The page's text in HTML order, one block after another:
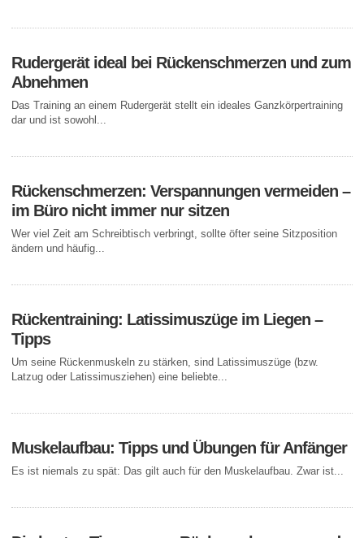
Rudergerät ideal bei Rückenschmerzen und zum
Abnehmen
Das Training an einem Rudergerät stellt ein ideales Ganzkörpertraining
dar und ist sowohl...
Rückenschmerzen: Verspannungen vermeiden –
im Büro nicht immer nur sitzen
Wer viel Zeit am Schreibtisch verbringt, sollte öfter seine Sitzposition
ändern und häufig...
Rückentraining: Latissimuszüge im Liegen –
Tipps
Um seine Rückenmuskeln zu stärken, sind Latissimuszüge (bzw.
Latzug oder Latissimusziehen) eine beliebte...
Muskelaufbau: Tipps und Übungen für Anfänger
Es ist niemals zu spät: Das gilt auch für den Muskelaufbau. Zwar ist...